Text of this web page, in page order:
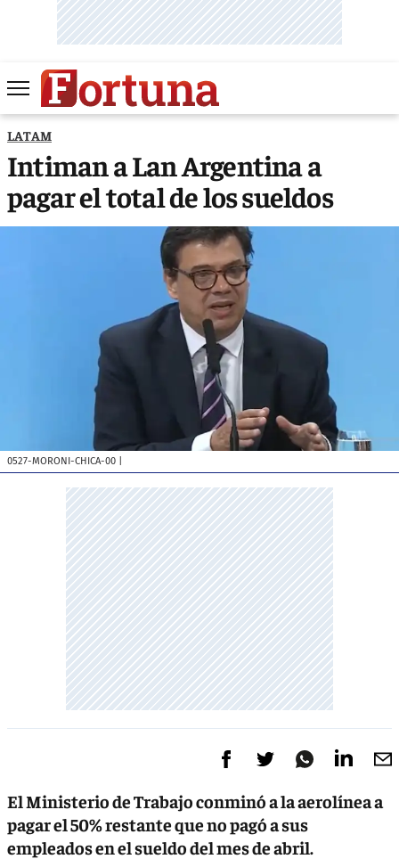
LATAM
Intiman a Lan Argentina a
pagar el total de los sueldos
0527-MORONI-CHICA-00
El Ministerio de Trabajo conminó a la aerolínea a
pagar el 50% restante que no pagó a sus
empleados en el sueldo del mes de abril.